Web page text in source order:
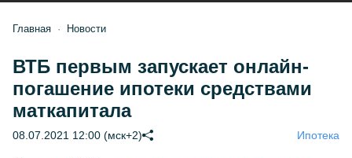
Главная Новости
ВТБ первым запускает онлайн-
погашение ипотеки средствами
маткапитала
08.07.2021 12:00 (мск+2) Ипотека